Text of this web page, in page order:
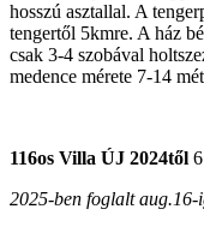
hosszú asztallal. A
tengertől 5kmre. A ház
csak 3-4 szobával
medence mérete 7-14
116os Villa ÚJ 2024től
2025-ben foglalt aug.16-